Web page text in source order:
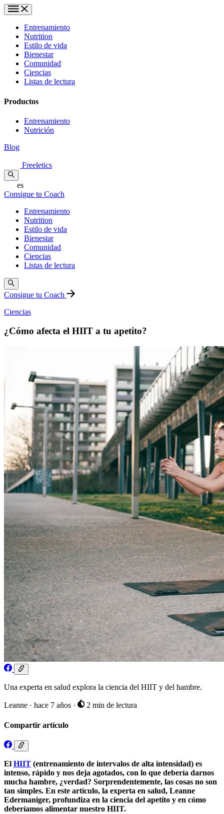
Entrenamiento
Nutrition
Estilo de vida
Bienestar
Comunidad
Ciencias
Listas de lectura
Productos
Entrenamiento
Nutrición
Blog
Freeletics
es
Consigue tu Coach
Entrenamiento
Nutrition
Estilo de vida
Bienestar
Comunidad
Ciencias
Listas de lectura
Consigue tu Coach
Ciencias
¿Cómo afecta el HIIT a tu apetito?
Una experta en salud explora la ciencia del HIIT y del hambre.
Leanne · hace 7 años · 2 min de lectura
Compartir artículo
El HIIT (entrenamiento de intervalos de alta intensidad) es
intenso, rápido y nos deja agotados, con lo que debería darnos
mucha hambre, ¿verdad? Sorprendentemente, las cosas no son
tan simples. En este artículo, la experta en salud, Leanne
Edermaniger, profundiza en la ciencia del apetito y en cómo
deberíamos alimentar nuestro HIIT.